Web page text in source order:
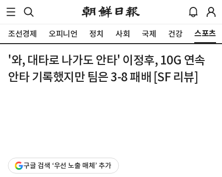
조선경제 오피니언 정치 사회 국제 건강 스포츠
'와, 대타로 나가도 안타' 이정후, 10G 연속
안타 기록했지만 팀은 3-8 패배 [SF 리뷰]
구글 검색 ‘우선 노출 매체’ 추가